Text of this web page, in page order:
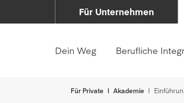
Für Unternehmen
Dein Weg Berufliche
Für Private Akademie